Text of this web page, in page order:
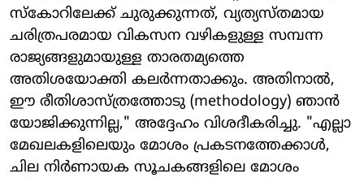
സ്‌കോറിലേക്ക് ചുരുക്കുന്നത്, വ്യത്യസ്തമായ
ചരിത്രപരമായ വികസന വഴികളുള്ള സമ്പന്ന
രാജ്യങ്ങളുമായുള്ള താരതമ്യത്തെ
അതിശയോക്തി കലർന്നതാക്കും. അതിനാൽ,
ഈ രീതിശാസ്ത്രത്തോടു (methodology) ഞാൻ
യോജിക്കുന്നില്ല," അദ്ദേഹം വിശദീകരിച്ചു. "എല്ലാ
മേഖലകളിലെയും മോശം പ്രകടനത്തേക്കാൾ,
ചില നിർണായക സൂചകങ്ങളിലെ മോശം